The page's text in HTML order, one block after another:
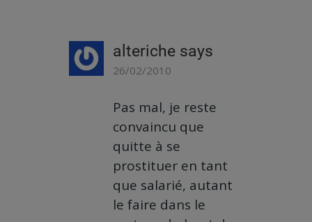
alteriche says
26/02/2010
Pas mal, je reste
convaincu que
quitte à se
prostituer en tant
que salarié, autant
le faire dans le